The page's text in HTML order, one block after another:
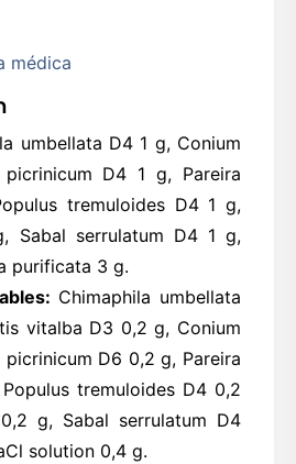
médica
umbellata D4 1 g, Conium
D4 1 g, Pareira
tremuloides D4 1 g,
Sabal serrulatum D4 1 g,
purificata 3 g.
Chimaphila umbellata
vitalba D3 0,2 g, Conium
picrinicum D6 0,2 g, Pareira
tremuloides D4 0,2
g, Sabal serrulatum D4
solution 0,4 g.